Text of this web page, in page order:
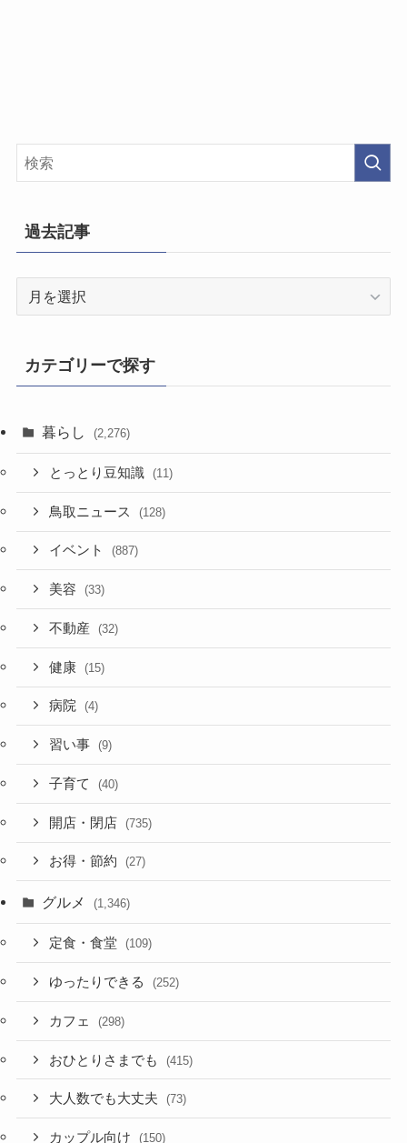
過去記事
カテゴリーで探す
暮らし (2,276)
とっとり豆知識 (11)
鳥取ニュース (128)
イベント (887)
美容 (33)
不動産 (32)
健康 (15)
病院 (4)
習い事 (9)
子育て (40)
開店・閉店 (735)
お得・節約 (27)
グルメ (1,346)
定食・食堂 (109)
ゆったりできる (252)
カフェ (298)
おひとりさまでも (415)
大人数でも大丈夫 (73)
カップル向け (150)